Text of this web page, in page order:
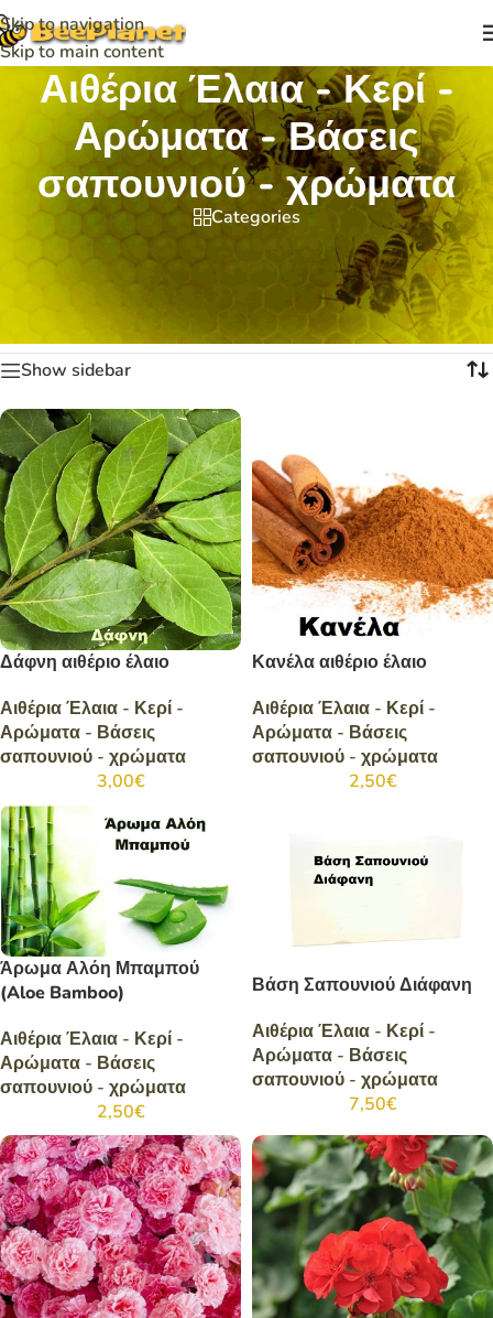
Skip to navigation
Skip to main content
Αιθέρια Έλαια - Κερί -
Αρώματα - Βάσεις
σαπουνιού - χρώματα
Categories
Αρχική σελίδα /
Αιθέρια Έλαια - Κερί - Αρώματα - Βάσεις σαπουνιού -
Βλέπετε 1–12 από 26 αποτελέσματα
Show sidebar
Δάφνη αιθέριο έλαιο
Αιθέρια Έλαια - Κερί -
Αρώματα - Βάσεις
σαπουνιού - χρώματα
3,00€
Κανέλα αιθέριο έλαιο
Αιθέρια Έλαια - Κερί -
Αρώματα - Βάσεις
σαπουνιού - χρώματα
2,50€
Άρωμα Αλόη Μπαμπού
(Aloe Bamboo)
Αιθέρια Έλαια - Κερί -
Αρώματα - Βάσεις
σαπουνιού - χρώματα
2,50€
Βάση Σαπουνιού Διάφανη
Αιθέρια Έλαια - Κερί -
Αρώματα - Βάσεις
σαπουνιού - χρώματα
7,50€